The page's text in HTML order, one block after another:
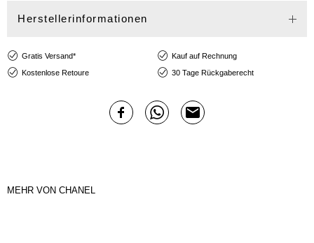
Herstellerinformationen
Gratis Versand*
Kauf auf Rechnung
Kostenlose Retoure
30 Tage Rückgaberecht
MEHR VON CHANEL